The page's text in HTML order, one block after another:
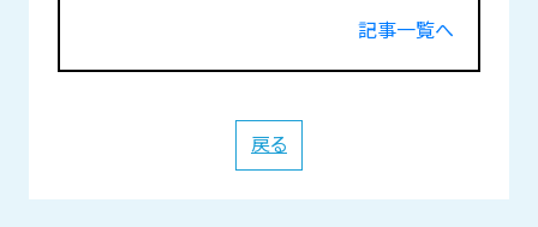
記事一覧へ
戻る